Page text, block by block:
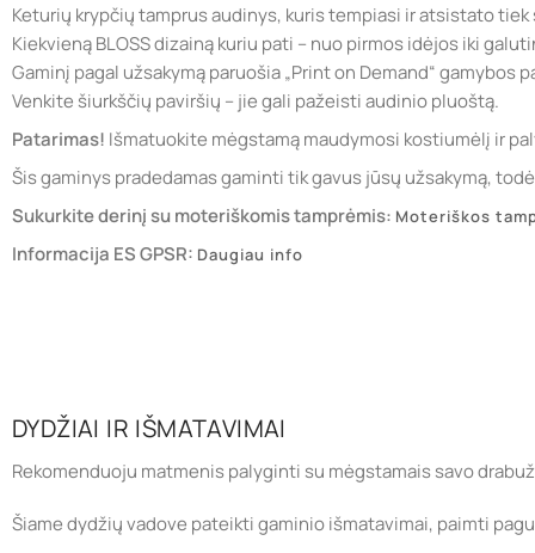
Keturių krypčių tamprus audinys, kuris tempiasi ir atsistato
Kiekvieną BLOSS dizainą kuriu pati – nuo pirmos idėjos iki
Gaminį pagal užsakymą paruošia „Print on Demand“ gamybos
Venkite šiurkščių paviršių – jie gali pažeisti audinio pluoštą.
Patarimas! Išmatuokite mėgstamą maudymosi kostiumėlį ir
Šis gaminys pradedamas gaminti tik gavus jūsų užsakymą,
Sukurkite derinį su moteriškomis tamprėmis: Moteriškos
Informacija ES GPSR: Daugiau info
DYDŽIAI IR IŠMATAVIMAI
Rekomenduoju matmenis palyginti su mėgstamais savo
Šiame dydžių vadove pateikti gaminio išmatavimai, paimti